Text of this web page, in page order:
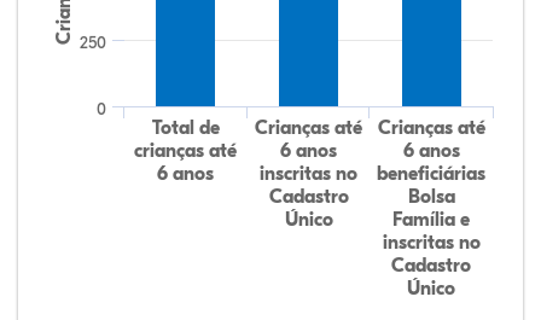
Total de
crianças até
6 anos
Crianças até
6 anos
inscritas no
Cadastro
Único
Crianças até
6 anos
beneficiárias
Bolsa
Família e
inscritas no
Cadastro
Único
0
250